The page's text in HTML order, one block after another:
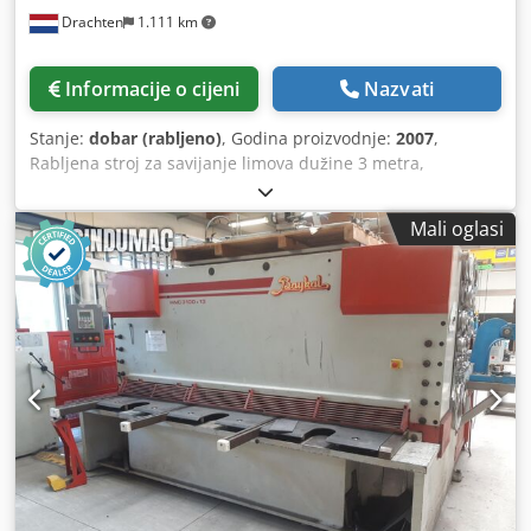
Drachten 1.111 km
Informacije o cijeni Nazvati
Stanje: dobar (rabljeno), Godina proizvodnje: 2007,
Rabljena stroj za savijanje limova dužine 3 metra,
proizvođača Baykal. Tip: APH 3106 X 120 Kapacitet: 3100 x
120 tona NC upravljanje (jednostavno) Laserski sigurnosni
sustav za brzu radnu brzinu 1 set alata Godina
proizvodnje: 2007. Dksdpfx Alozi Rmqjijr
Mali oglasi